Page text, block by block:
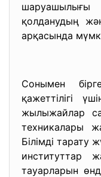
шаруашылығы
қолданудың
арқасында
Сонымен
қажеттілігі
жылыжайлар
техникалары
Білімді тарату
институттар
тауарларын